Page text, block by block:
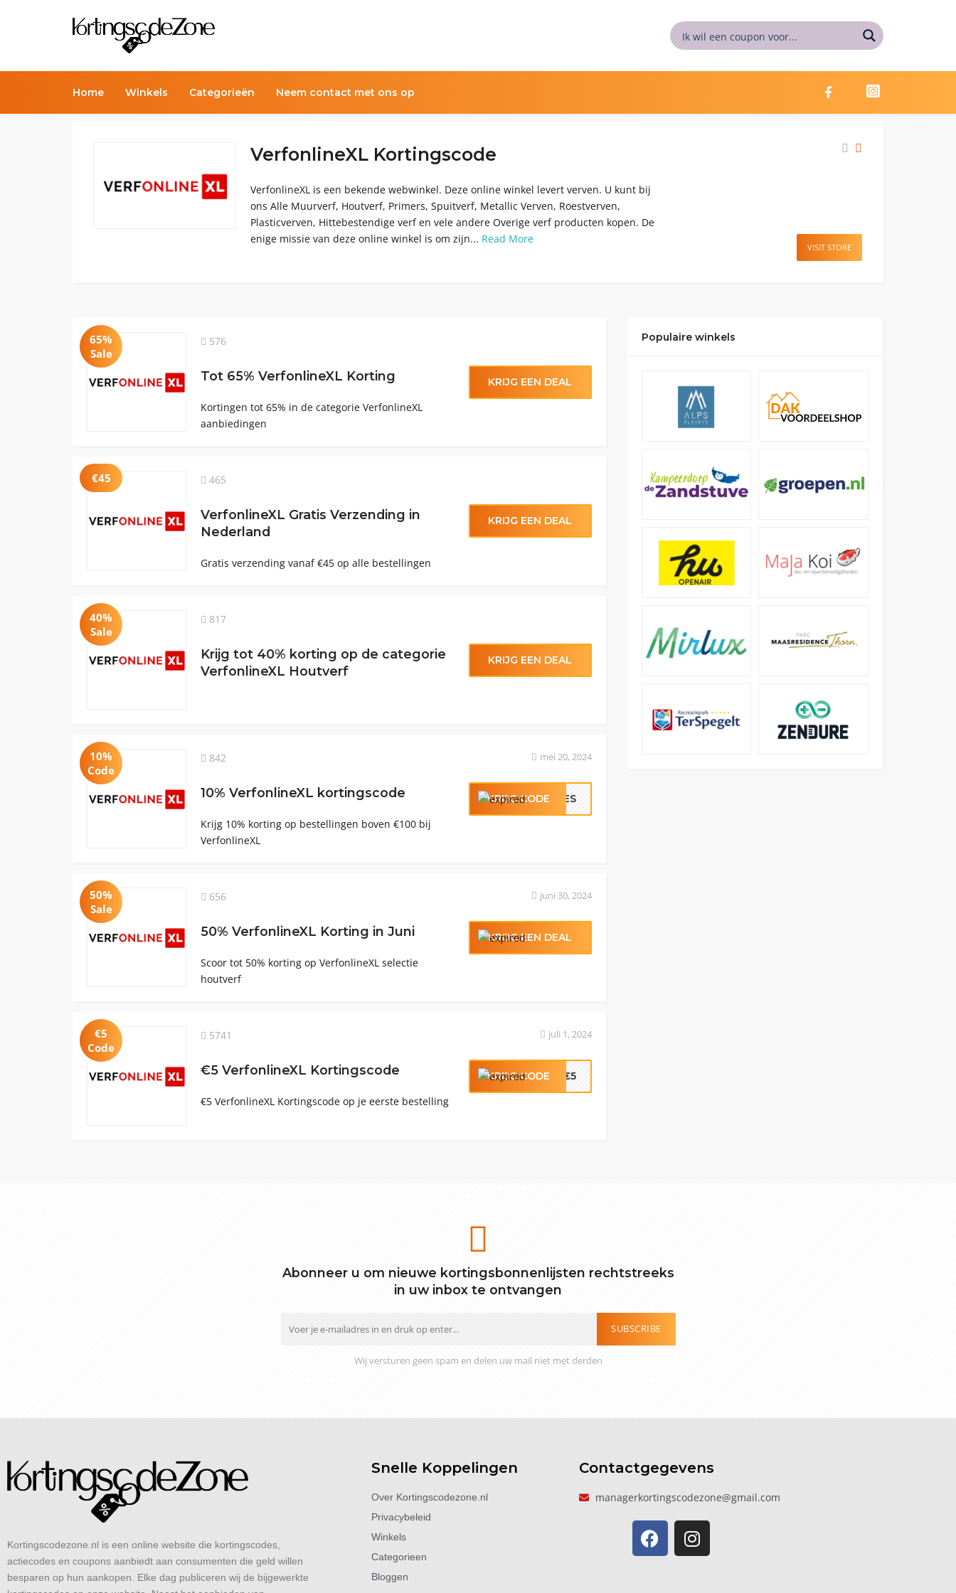
Home Winkels Categorieën Neem contact met ons op
VerfonlineXL Kortingscode
VerfonlineXL is een bekende webwinkel. Deze online winkel levert verven. U kunt bij
ons Alle Muurverf, Houtverf, Primers, Spuitverf, Metallic Verven, Roestverven,
Plasticverven, Hittebestendige verf en vele andere Overige verf producten kopen. De
enige missie van deze online winkel is om zijn... Read More
VISIT STORE
65%
Sale
576
Tot 65% VerfonlineXL Korting
Kortingen tot 65% in de categorie VerfonlineXL
aanbiedingen
KRIJG EEN DEAL
€45 465
VerfonlineXL Gratis Verzending in
Nederland
Gratis verzending vanaf €45 op alle bestellingen
KRIJG EEN DEAL
40%
Sale
817
Krijg tot 40% korting op de categorie
VerfonlineXL Houtverf
KRIJG EEN DEAL
10%
Code
842
10% VerfonlineXL kortingscode
Krijg 10% korting op bestellingen boven €100 bij
VerfonlineXL
mei 20, 2024
KRIJG CODELLES
50%
Sale
656
50% VerfonlineXL Korting in Juni
Scoor tot 50% korting op VerfonlineXL selectie
houtverf
juni 30, 2024
KRIJG EEN DEAL
€5
Code
5741
€5 VerfonlineXL Kortingscode
€5 VerfonlineXL Kortingscode op je eerste bestelling
juli 1, 2024
KRIJG CODE €5
Populaire winkels
Abonneer u om nieuwe kortingsbonnenlijsten rechtstreeks
in uw inbox te ontvangen
SUBSCRIBE
Wij versturen geen spam en delen uw mail niet met derden
Kortingscodezone.nl is een online website die kortingscodes,
actiecodes en coupons aanbiedt aan consumenten die geld willen
besparen op hun aankopen. Elke dag publiceren wij de bijgewerkte
Snelle Koppelingen
Over Kortingscodezone.nl
Privacybeleid
Winkels
Categorieen
Bloggen
Contactgegevens
managerkortingscodezone@gmail.com